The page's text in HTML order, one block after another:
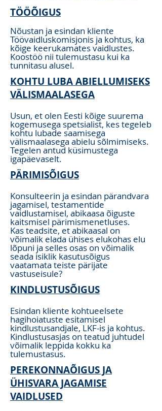
TÖÖÕIGUS
Nõustan ja esindan kliente
Töövaidluskomisjonis ja kohtus, ka
kõige keerukamates vaidlustes.
Koostöö nii tulemustasu kui ka
tunnitasu alusel.
KOHTU LUBA ABIELLUMISEKS
VÄLISMAALASEGA
Usun, et olen Eesti kõige suurema
kogemusega spetsialist, kes tegeleb
kohtu lubade saamisega
välismaalasega abielu sõlmimiseks.
Tegelen antud küsimustega
igapäevaselt.
PÄRIMISÕIGUS
Konsulteerin ja esindan pärandvara
jagamisel, testamentide
vaidlustamisel, abikaasa õiguste
kaitsmisel pärimismenetluses.
Kas teadsite, et abikaasal on
võimalik elada ühises elukohas elu
lõpuni ja selles osas on võimalik
seada isiklik kasutusõigus
vaatamata teiste pärijate
vastuseisule?
KINDLUSTUSÕIGUS
Esindan kliente kohtueelsete
hagihoiatuste esitamisel
kindlustusandjale, LKF-is ja kohtus.
Kindlustusasjas on teatud juhtudel
võimalik leppida kokku ka
tulemustasus.
PEREKONNAÕIGUS JA
ÜHISVARA JAGAMISE
VAIDLUSED